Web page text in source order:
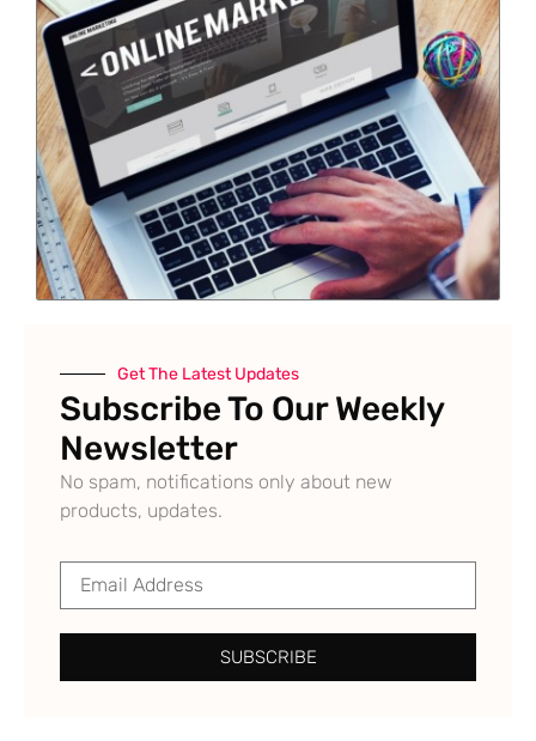
Get The Latest Updates
Subscribe To Our Weekly
Newsletter
No spam, notifications only about new
products, updates.
SUBSCRIBE